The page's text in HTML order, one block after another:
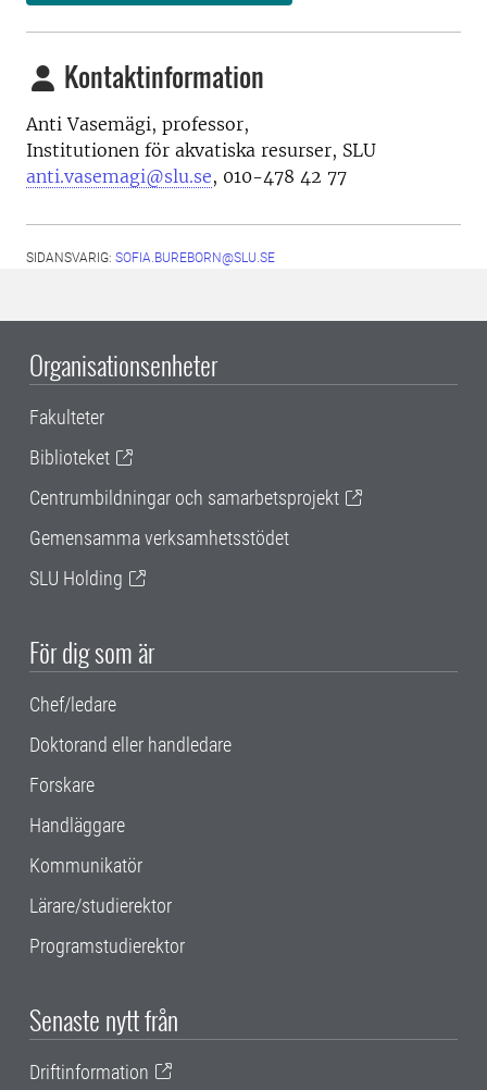
Kontaktinformation
Anti Vasemägi, professor,
Institutionen för akvatiska resurser, SLU
anti.vasemagi@slu.se, 010-478 42 77
SIDANSVARIG: SOFIA.BUREBORN@SLU.SE
Organisationsenheter
Fakulteter
Biblioteket
Centrumbildningar och samarbetsprojekt
Gemensamma verksamhetsstödet
SLU Holding
För dig som är
Chef/ledare
Doktorand eller handledare
Forskare
Handläggare
Kommunikatör
Lärare/studierektor
Programstudierektor
Senaste nytt från
Driftinformation